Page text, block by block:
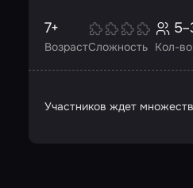
Возраст
7+
Сложность Кол-
Участников ждет